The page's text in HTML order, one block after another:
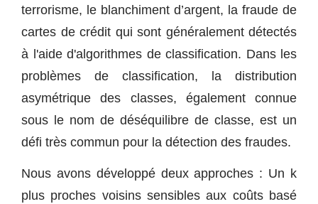
terrorisme, le blanchiment d’argent, la fraude de
cartes de crédit qui sont généralement détectés
à l'aide d'algorithmes de classification. Dans les
problèmes de classification, la distribution
asymétrique des classes, également connue
sous le nom de déséquilibre de classe, est un
défi très commun pour la détection des fraudes.
Nous avons développé deux approches : Un k
plus proches voisins sensibles aux coûts basé